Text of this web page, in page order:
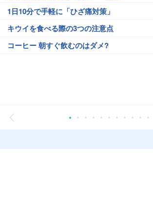
1日10分で手軽に「ひざ痛対策」
キウイを食べる際の3つの注意点
コーヒー 朝すぐ飲むのはダメ?